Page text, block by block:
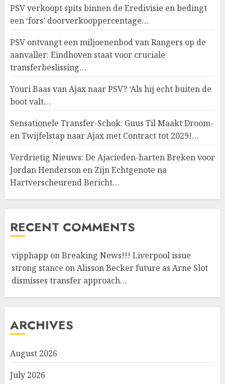
PSV verkoopt spits binnen de Eredivisie en bedingt
een ‘fors’ doorverkooppercentage…
PSV ontvangt een miljoenenbod van Rangers op de
aanvaller: Eindhoven staat voor cruciale
transferbeslissing…
Youri Baas van Ajax naar PSV? ‘Als hij echt buiten de
boot valt…
Sensationele Transfer-Schok: Guus Til Maakt Droom-
en Twijfelstap naar Ajax met Contract tot 2029!…
Verdrietig Nieuws: De Ajacieden-harten Breken voor
Jordan Henderson en Zijn Echtgenote na
Hartverscheurend Bericht…
RECENT COMMENTS
vipphapp onBreaking News!!! Liverpool issue
strong stance on Alisson Becker future as Arne Slot
dismisses transfer approach…
ARCHIVES
August 2026
July 2026